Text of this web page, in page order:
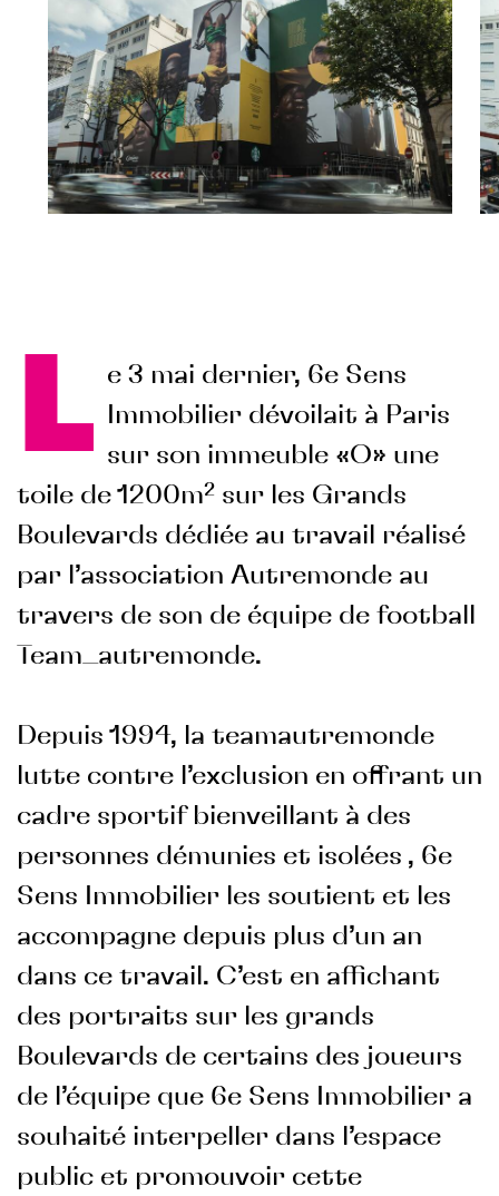
L e 3 mai dernier, 6e Sens
Immobilier dévoilait à Paris
sur son immeuble «O» une
toile de 1200m² sur les Grands
Boulevards dédiée au travail réalisé
par l’association Autremonde au
travers de son de équipe de football
Team_autremonde.
Depuis 1994, la teamautremonde
lutte contre l’exclusion en offrant un
cadre sportif bienveillant à des
personnes démunies et isolées , 6e
Sens Immobilier les soutient et les
accompagne depuis plus d’un an
dans ce travail. C’est en affichant
des portraits sur les grands
Boulevards de certains des joueurs
de l’équipe que 6e Sens Immobilier a
souhaité interpeller dans l’espace
public et promouvoir cette